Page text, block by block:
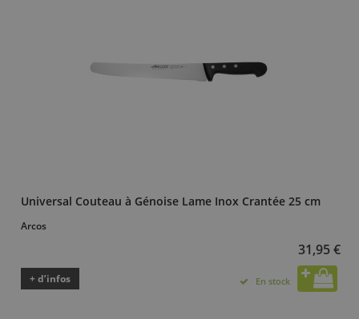
Universal Couteau à Génoise Lame Inox Crantée 25 cm
Arcos
31,95 €
+ d’infos En stock